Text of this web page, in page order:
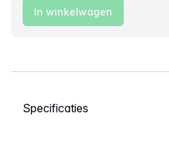
In winkelwagen
Selecteer een tabblad